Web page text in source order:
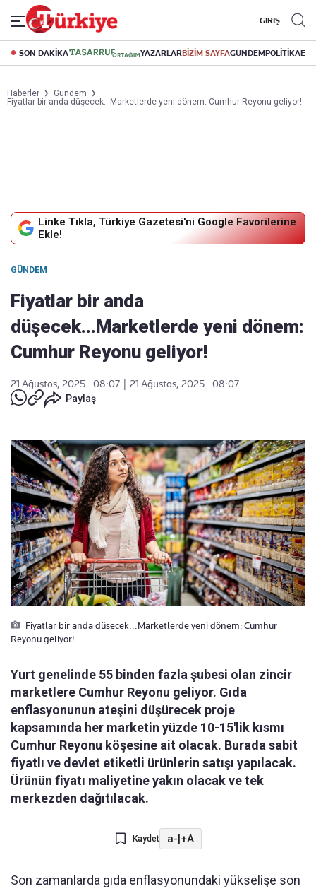
GİRİŞ
SON DAKİKA YAZARLARBİZİM SAYFAGÜNDEMPOLİTİKA
Haberler
Gündem
Fiyatlar bir anda düşecek...Marketlerde yeni dönem: Cumhur Reyonu geliyor!
Linke Tıkla, Türkiye Gazetesi'ni Google Favorilerine
Ekle!
GÜNDEM
Fiyatlar bir anda
düşecek...Marketlerde yeni dönem:
Cumhur Reyonu geliyor!
21 Ağustos, 2025 - 08:07
21 Ağustos, 2025 - 08:07
Paylaş
Fiyatlar bir anda düsecek...Marketlerde yeni dönem: Cumhur
Reyonu geliyor!
Yurt genelinde 55 binden fazla şubesi olan zincir
marketlere Cumhur Reyonu geliyor. Gıda
enflasyonunun ateşini düşürecek proje
kapsamında her marketin yüzde 10-15'lik kısmı
Cumhur Reyonu köşesine ait olacak. Burada sabit
fiyatlı ve devlet etiketli ürünlerin satışı yapılacak.
Ürünün fiyatı maliyetine yakın olacak ve tek
merkezden dağıtılacak.
Kaydet a-|+A
Son zamanlarda gıda enflasyonundaki yükselişe son